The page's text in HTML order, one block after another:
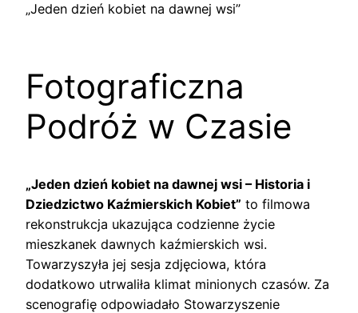
„Jeden dzień kobiet na dawnej wsi”
Fotograficzna
Podróż w Czasie
„Jeden dzień kobiet na dawnej wsi – Historia i
Dziedzictwo Kaźmierskich Kobiet” to filmowa
rekonstrukcja ukazująca codzienne życie
mieszkanek dawnych kaźmierskich wsi.
Towarzyszyła jej sesja zdjęciowa, która
dodatkowo utrwaliła klimat minionych czasów. Za
scenografię odpowiadało Stowarzyszenie